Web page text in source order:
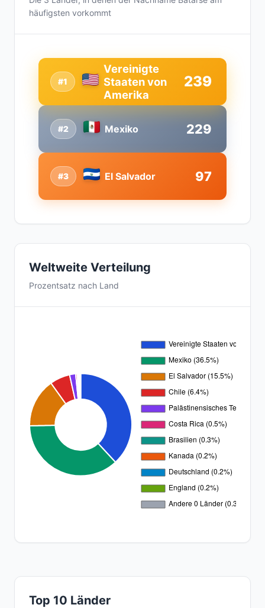
häufigsten vorkommt
#2 Mexiko 229
#1
Vereinigte
Staaten von
Amerika
239
#3 El Salvador 97
Weltweite Verteilung
Prozentsatz nach Land
Top 10 Länder